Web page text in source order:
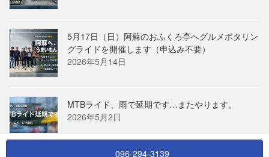
5月17日（日）阿蘇のおふくろ亭へグルメポタリン
グライドを開催します（申込み不要）
2026年5月14日
MTBライド、雨で延期です…またやります。
2026年5月2日
096-294-3139